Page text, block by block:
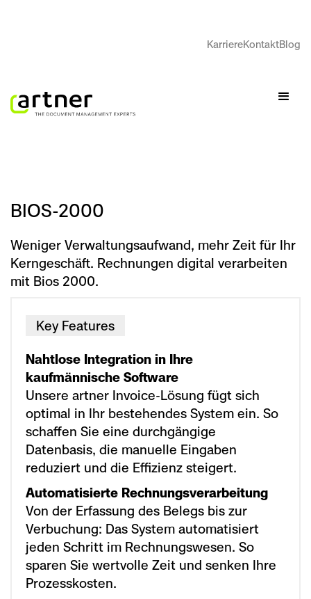
KarriereKontaktBlog
BIOS-2000
Weniger Verwaltungsaufwand, mehr Zeit für Ihr
Kerngeschäft. Rechnungen digital verarbeiten
mit Bios 2000.
Key Features
Nahtlose Integration in Ihre
kaufmännische Software
Unsere artner Invoice-Lösung fügt sich
optimal in Ihr bestehendes System ein. So
schaffen Sie eine durchgängige
Datenbasis, die manuelle Eingaben
reduziert und die Effizienz steigert.
Automatisierte Rechnungsverarbeitung
Von der Erfassung des Belegs bis zur
Verbuchung: Das System automatisiert
jeden Schritt im Rechnungswesen. So
sparen Sie wertvolle Zeit und senken Ihre
Prozesskosten.